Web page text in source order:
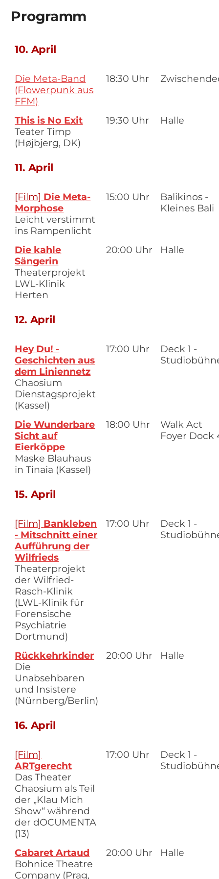
Programm
10. April
Die Meta-Band
(Flowerpunk aus
FFM)
18:30 Uhr
This is No Exit
Teater Timp
(Højbjerg, DK)
19:30 Uhr Halle
11. April
[Film] Die Meta-
Morphose
Leicht verstimmt
ins Rampenlicht
15:00 Uhr
Balikinos -
Kleines Bali
Die kahle
Sängerin
Theaterprojekt
LWL-Klinik
Herten
20:00 Uhr Halle
12. April
Hey Du! -
Geschichten aus
dem Liniennetz
Chaosium
Dienstagsprojekt
(Kassel)
17:00 Uhr
Deck 1 -
Die Wunderbare
Sicht auf
Eierköppe
Maske Blauhaus
in Tinaia (Kassel)
18:00 Uhr
Walk Act
Foyer Dock
15. April
[Film] Bankleben
- Mitschnitt einer
Aufführung der
Wilfrieds
Theaterprojekt
der Wilfried-
Rasch-Klinik
(LWL-Klinik für
Forensische
Psychiatrie
Dortmund)
17:00 Uhr
Deck 1 -
Rückkehrkinder
Die
Unabsehbaren
und Insistere
(Nürnberg/Berlin)
20:00 Uhr Halle
16. April
[Film]
ARTgerecht
Das Theater
Chaosium als Teil
der „Klau Mich
Show“ während
der dOCUMENTA
(13)
17:00 Uhr
Deck 1 -
Cabaret Artaud
Bohnice Theatre
Company (Prag,
20:00 Uhr Halle